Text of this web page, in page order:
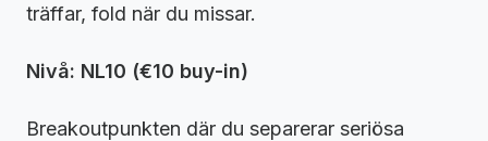
träffar, fold när du missar.
Nivå: NL10 (€10 buy-in)
Breakoutpunkten där du separerar seriösa